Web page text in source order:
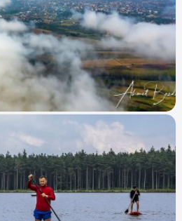
- Aydinpinar Waterfall
2 8008 2